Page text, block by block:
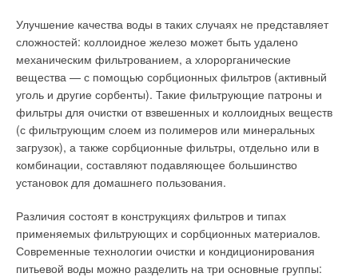
Улучшение качества воды в таких случаях не представляет
сложностей: коллоидное железо может быть удалено
механическим фильтрованием, а хлорорганические
вещества — с помощью сорбционных фильтров (активный
уголь и другие сорбенты). Такие фильтрующие патроны и
фильтры для очистки от взвешенных и коллоидных веществ
(с фильтрующим слоем из полимеров или минеральных
загрузок), а также сорбционные фильтры, отдельно или в
комбинации, составляют подавляющее большинство
установок для домашнего пользования.
Различия состоят в конструкциях фильтров и типах
применяемых фильтрующих и сорбционных материалов.
Современные технологии очистки и кондиционирования
питьевой воды можно разделить на три основные группы:
Напорные трубы.Применяются для транспортировки воды
и газа, в химической промышленности — для продуктов и
работы в средах, к которым ПЭ стоек. Этот материал
отличается хорошей химической стойкостью: примерно из
200 тыс. химических сред можно найти всего лишь сотню-
две, в которых полиэтилен подвержен изменениям.
Существуют каталоги, позволяющие определить, какие
полимерные трубы для каких химических сред пригодны.
Важно учитывать и температурный режим транспортируемой
выпускаются диаметром от 10 до 1200 мм. Стандартное
давление, на которое они рассчитаны, — 10 бар, но
производят и на 16, и на 25 бар. Увеличение диаметра (с
сохранением толщины стенки) снижает параметр давления,
отрицательное давление. Этот вакуум создает в трубах
устойчивый поток воды, скорость движения которой
существенно превышает скорость потока в самотечных
системах.
Вода буквально всасывается внутрь сифонной системы
через кровельные воронки, создавая характерный шум.
Поэтому сифонные системы ливнестока является
высокоэффективным видом ливнестока, особенно
походящими для зданий и других сооружений высотой более
появились в Скандинавии в начале семидесятых годов
прошлого века и воспринимались как некий технический
казус.